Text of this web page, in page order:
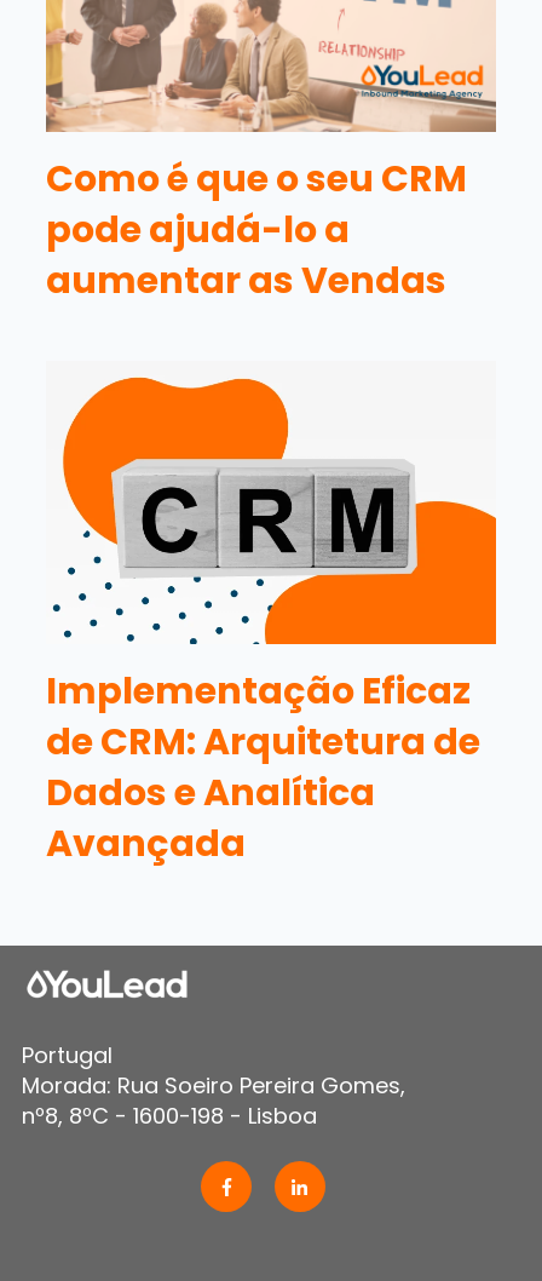
Como é que o seu CRM
pode ajudá-lo a
aumentar as Vendas
Implementação Eficaz
de CRM: Arquitetura de
Dados e Analítica
Avançada
Portugal
Morada: Rua Soeiro Pereira Gomes,
nº8, 8ºC - 1600-198 - Lisboa